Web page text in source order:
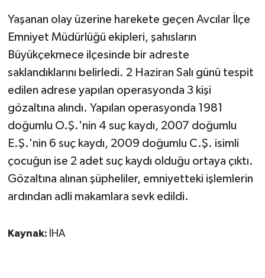
Yaşanan olay üzerine harekete geçen Avcılar İlçe
Emniyet Müdürlüğü ekipleri, şahısların
Büyükçekmece ilçesinde bir adreste
saklandıklarını belirledi. 2 Haziran Salı günü tespit
edilen adrese yapılan operasyonda 3 kişi
gözaltına alındı. Yapılan operasyonda 1981
doğumlu O.Ş.'nin 4 suç kaydı, 2007 doğumlu
E.Ş.'nin 6 suç kaydı, 2009 doğumlu C.Ş. isimli
çocuğun ise 2 adet suç kaydı olduğu ortaya çıktı.
Gözaltına alınan şüpheliler, emniyetteki işlemlerin
ardından adli makamlara sevk edildi.
Kaynak: İHA
Turizm
YAŞAM
YEREL
Yerel Haberler